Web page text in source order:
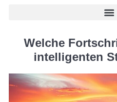
Welche
intelligenten